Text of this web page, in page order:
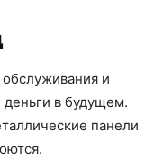
и
деньги в будущем.
панели